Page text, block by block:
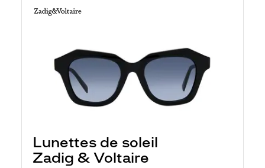
Lunettes de soleil
Zadig & Voltaire